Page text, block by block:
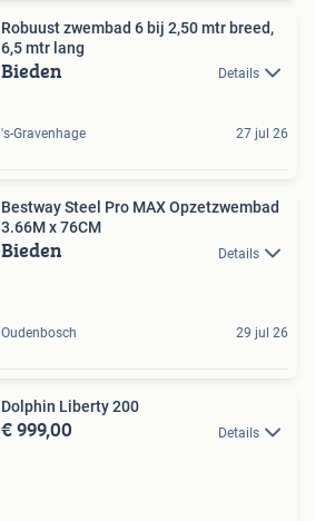
Robuust zwembad 6 bij 2,50 mtr breed,
6,5 mtr lang
Bieden Details
's-Gravenhage 27 jul 26
Bestway Steel Pro MAX Opzetzwembad
3.66M x 76CM
Bieden Details
Oudenbosch 29 jul 26
Dolphin Liberty 200
€ 999,00 Details